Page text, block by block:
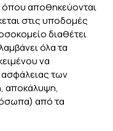
αποθηκεύονται
στις υποδομές
διαθέτει
όλα τα
να
των
αποκάλυψη,
από τα